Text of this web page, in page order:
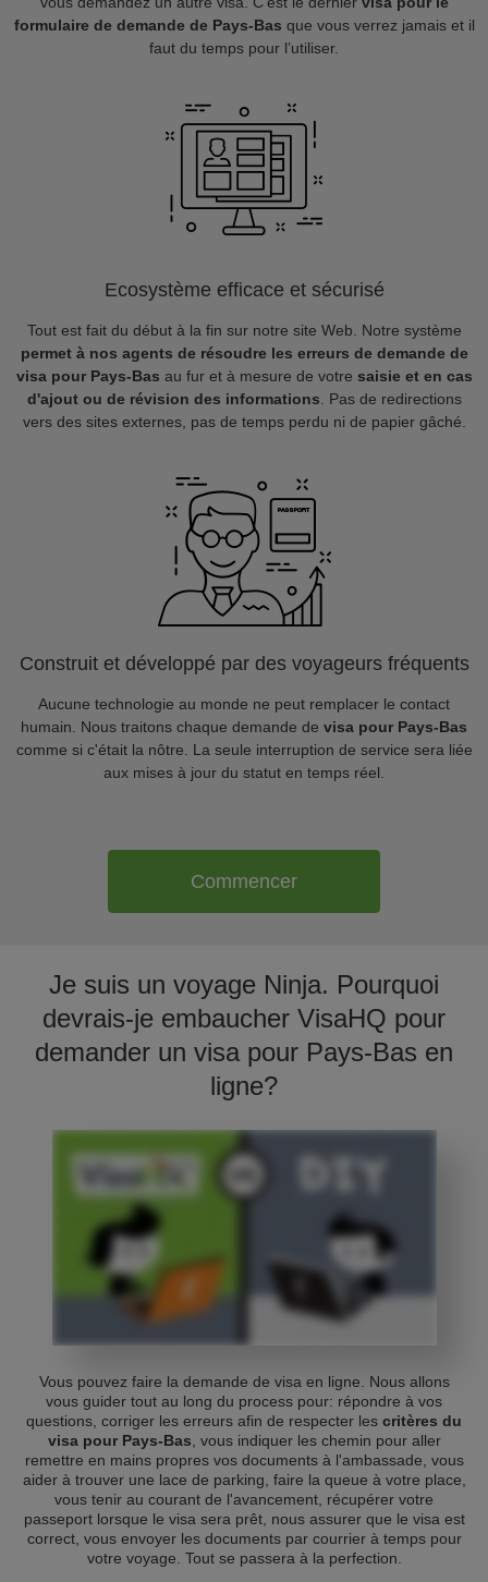
formulaire de demande de Pays-Bas que vous verrez jamais et il
faut du temps pour l’utiliser.
Ecosystème efficace et sécurisé
Tout est fait du début à la fin sur notre site Web. Notre système
permet à nos agents de résoudre les erreurs de demande de
visa pour Pays-Bas au fur et à mesure de votre saisie et en cas
d'ajout ou de révision des informations . Pas de redirections
vers des sites externes, pas de temps perdu ni de papier gâché.
Construit et développé par des voyageurs fréquents
Aucune technologie au monde ne peut remplacer le contact
humain. Nous traitons chaque demande de visa pour Pays-Bas
comme si c'était la nôtre. La seule interruption de service sera liée
aux mises à jour du statut en temps réel.
Commencer
Je suis un voyage Ninja. Pourquoi
devrais-je embaucher VisaHQ pour
demander un visa pour Pays-Bas en
ligne?
Vous pouvez faire la demande de visa en ligne. Nous allons
vous guider tout au long du process pour: répondre à vos
questions, corriger les erreurs afin de respecter les critères du
visa pour Pays-Bas , vous indiquer les chemin pour aller
remettre en mains propres vos documents à l'ambassade, vous
aider à trouver une lace de parking, faire la queue à votre place,
vous tenir au courant de l'avancement, récupérer votre
passeport lorsque le visa sera prêt, nous assurer que le visa est
correct, vous envoyer les documents par courrier à temps pour
votre voyage. Tout se passera à la perfection.